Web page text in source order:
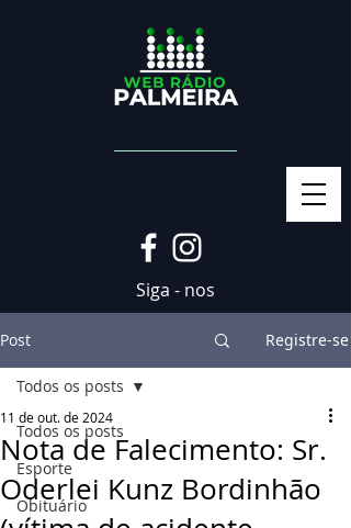
Siga - nos
Post Registre-se
Todos os posts
Esporte
Obituário
Todos os posts
Nota de Falecimento: Sr.
Oderlei Kunz Bordinhão
11 de out. de 2024